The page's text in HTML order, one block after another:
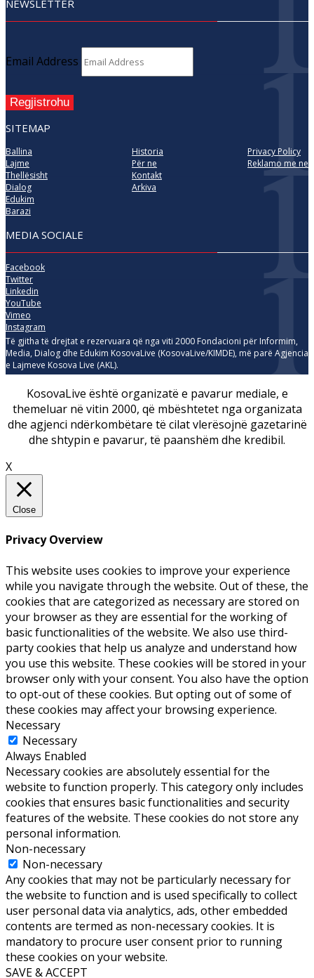
NEWSLETTER
Email Address
Regjistrohu
SITEMAP
Ballina
Lajme
Thellësisht
Dialog
Edukim
Barazi
Historia
Për ne
Kontakt
Arkiva
Privacy Policy
Reklamo me ne
MEDIA SOCIALE
Facebook
Twitter
Linkedin
YouTube
Vimeo
Instagram
Të gjitha të drejtat e rezervuara që nga viti 2000 Fondacioni për Informim,
Media, Dialog dhe Edukim KosovaLive (KosovaLive/KIMDE), më parë Agjencia
e Lajmeve Kosova Live (AKL).
KosovaLive është organizatë e pavarur mediale, e
themeluar në vitin 2000, që mbështetet nga organizata
dhe agjenci ndërkombëtare të cilat vlerësojnë gazetarinë
dhe shtypin e pavarur, të paanshëm dhe kredibil.
X
Close
Privacy Overview
This website uses cookies to improve your experience
while you navigate through the website. Out of these, the
cookies that are categorized as necessary are stored on
your browser as they are essential for the working of
basic functionalities of the website. We also use third-
party cookies that help us analyze and understand how
you use this website. These cookies will be stored in your
browser only with your consent. You also have the option
to opt-out of these cookies. But opting out of some of
these cookies may affect your browsing experience.
Necessary
Necessary
Always Enabled
Necessary cookies are absolutely essential for the
website to function properly. This category only includes
cookies that ensures basic functionalities and security
features of the website. These cookies do not store any
personal information.
Non-necessary
Non-necessary
Any cookies that may not be particularly necessary for
the website to function and is used specifically to collect
user personal data via analytics, ads, other embedded
contents are termed as non-necessary cookies. It is
mandatory to procure user consent prior to running
these cookies on your website.
SAVE & ACCEPT